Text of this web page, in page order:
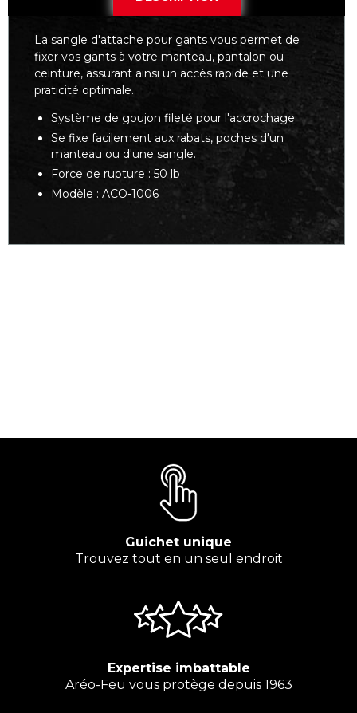
La sangle d'attache pour gants vous permet de
fixer vos gants à votre manteau, pantalon ou
ceinture, assurant ainsi un accès rapide et une
praticité optimale.
Système de goujon fileté pour l'accrochage.
Se fixe facilement aux rabats, poches d'un
manteau ou d'une sangle.
Force de rupture : 50 lb
Modèle : ACO-1006
Guichet unique
Trouvez tout en un seul endroit
Expertise imbattable
Aréo-Feu vous protège depuis 1963